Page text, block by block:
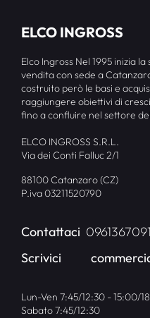
ELCO INGROSS
Elco Ingross Nel 1995 inizia
vendita con sede a
costruito però le basi e
raggiungere obiettivi di
fino a confluire nel settore
ELCO INGROSS S.R.L.
Via dei Conti Falluc 2/1
88100 Catanzaro (CZ)
P.iva 03211520790
Contattaci 0961367091
Scrivici
Lun-Ven 7:45/12:30 - 15:00/
Sabato 7:45/12:30